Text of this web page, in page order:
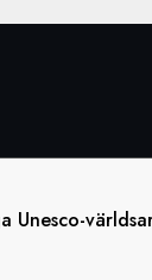
Unesco-